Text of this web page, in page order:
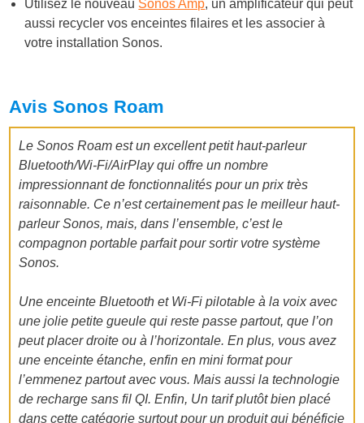
Utilisez le nouveau Sonos Amp, un amplificateur qui peut
aussi recycler vos enceintes filaires et les associer à
votre installation Sonos.
Avis Sonos Roam
Le Sonos Roam est un excellent petit haut-parleur
Bluetooth/Wi-Fi/AirPlay qui offre un nombre
impressionnant de fonctionnalités pour un prix très
raisonnable. Ce n’est certainement pas le meilleur haut-
parleur Sonos, mais, dans l’ensemble, c’est le
compagnon portable parfait pour sortir votre système
Sonos.
Une enceinte Bluetooth et Wi-Fi pilotable à la voix avec
une jolie petite gueule qui reste passe partout, que l’on
peut placer droite ou à l’horizontale.En plus, vous avez
une enceinte étanche, enfin en mini format pour
l’emmenez partout avec vous. Mais aussi la technologie
de recharge sans fil QI.Enfin, Un tarif plutôt bien placé
dans cette catégorie surtout pour un produit qui bénéficie